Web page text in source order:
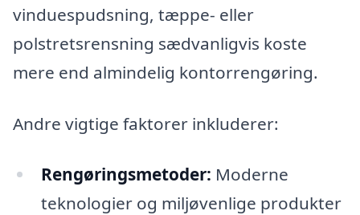
vinduespudsning, tæppe- eller
polstretsrensning sædvanligvis koste
mere end almindelig kontorrengøring.
Andre vigtige faktorer inkluderer:
Rengøringsmetoder: Moderne
teknologier og miljøvenlige produkter